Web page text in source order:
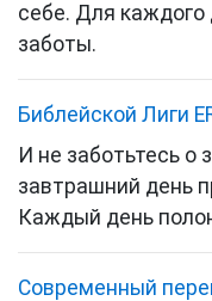
себе. Для каждого
заботы.
Библейской Лиги
И не заботьтесь о
завтрашний день
Каждый день
Cовременный